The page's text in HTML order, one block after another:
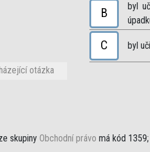
B
byl
C byl
otázka
skupiny Obchodní právo má kód